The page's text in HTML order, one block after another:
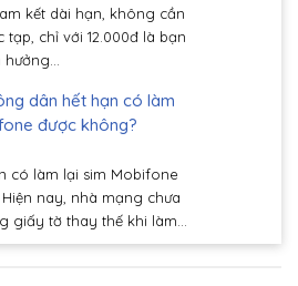
kết dài hạn, không cần
tạp, chỉ với 12.000đ là bạn
dân hết hạn có làm
được không?
có làm lại sim Mobifone
nay, nhà mạng chưa
giấy tờ thay thế khi làm...